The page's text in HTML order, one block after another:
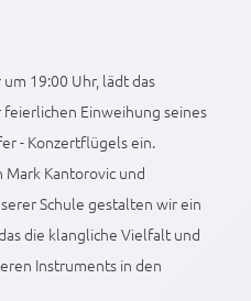
19:00 Uhr, lädt das
feierlichen Einweihung seines
- Konzertflügels ein.
Mark Kantorovic und
Schule gestalten wir ein
die klangliche Vielfalt und
Instruments in den